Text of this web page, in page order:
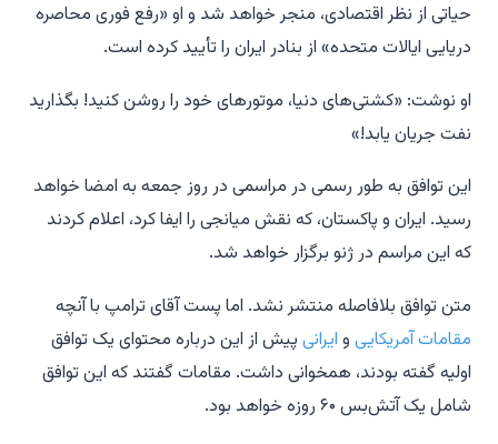
حیاتی از نظر اقتصادی، منجر خواهد شد و او «رفع فوری محاصره
دریایی ایالات متحده» از بنادر ایران را تأیید کرده است.
او نوشت: «کشتی‌های دنیا، موتورهای خود را روشن کنید! بگذارید
نفت جریان یابد!»
این توافق به طور رسمی در مراسمی در روز جمعه به امضا خواهد
رسید. ایران و پاکستان، که نقش میانجی را ایفا کرد، اعلام کردند
که این مراسم در ژنو برگزار خواهد شد.
متن توافق بلافاصله منتشر نشد. اما پست آقای ترامپ با آنچه
مقامات آمریکایی و ایرانی پیش از این درباره محتوای یک توافق
اولیه گفته بودند، همخوانی داشت. مقامات گفتند که این توافق
شامل یک آتش‌بس ۶۰ روزه خواهد بود.